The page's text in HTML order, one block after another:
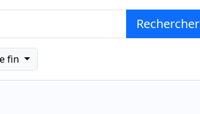
Rechercher
fin